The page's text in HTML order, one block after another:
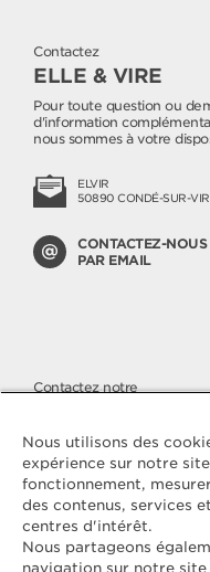
Contactez
ELLE & VIRE
Pour toute question ou
d'information
nous sommes à votre
ELVIR
50890 CONDÉ-SUR-
CONTACTEZ-NOUS
PAR EMAIL
Contactez notre
Nous apportons une
toute particulière à la
nos produits, malgré cela si
avez des questions ou une
réclamation à nous faire
vous pouvez nous joindre
notre numéro cristal.
Nous utilisons des
expérience sur notre
fonctionnement,
des contenus, services
centres d'intérêt.
Nous partageons
navigation sur notre